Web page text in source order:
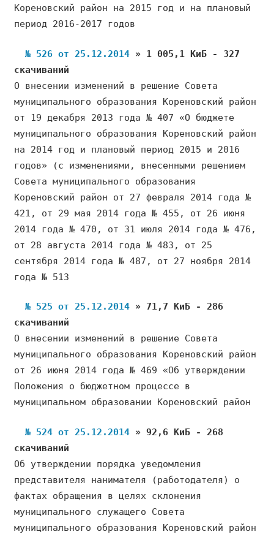
Кореновский район на 2015 год и на плановый
период 2016-2017 годов
№ 526 от 25.12.2014 » 1 005,1 КиБ - 327
скачиваний
О внесении изменений в решение Совета
муниципального образования Кореновский район
от 19 декабря 2013 года № 407 «О бюджете
муниципального образования Кореновский район
на 2014 год и плановый период 2015 и 2016
годов» (с изменениями, внесенными решением
Совета муниципального образования
Кореновский район от 27 февраля 2014 года №
421, от 29 мая 2014 года № 455, от 26 июня
2014 года № 470, от 31 июля 2014 года № 476,
от 28 августа 2014 года № 483, от 25
сентября 2014 года № 487, от 27 ноября 2014
года № 513
№ 525 от 25.12.2014 » 71,7 КиБ - 286
скачиваний
О внесении изменений в решение Совета
муниципального образования Кореновский район
от 26 июня 2014 года № 469 «Об утверждении
Положения о бюджетном процессе в
муниципальном образовании Кореновский район
№ 524 от 25.12.2014 » 92,6 КиБ - 268
скачиваний
Об утверждении порядка уведомления
представителя нанимателя (работодателя) о
фактах обращения в целях склонения
муниципального служащего Совета
муниципального образования Кореновский район